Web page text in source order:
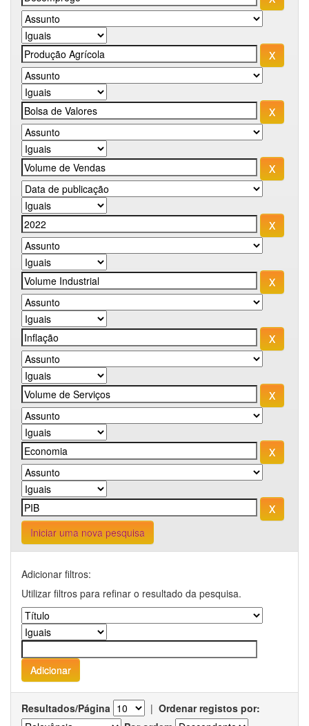
Iniciar uma nova pesquisa
Adicionar filtros:
Utilizar filtros para refinar o resultado da pesquisa.
Resultados/Página | Ordenar registos por: